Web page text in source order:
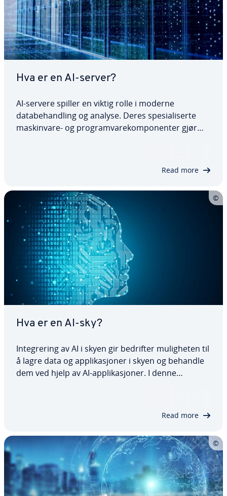
Hva er en AI-server?
AI-servere spiller en viktig rolle i moderne
databehandling og analyse. Deres spesialiserte
maskinvare- og programvarekomponenter gjør
Read more
Hva er en AI-sky?
Integrering av AI i skyen gir bedrifter muligheten til
å lagre data og applikasjoner i skyen og behandle
dem ved hjelp av AI-applikasjoner. I denne
Read more